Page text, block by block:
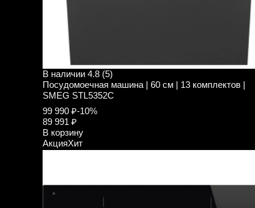
В наличии 4.8 (5)
Посудомоечная машина | 60 см | 13 комплектов |
SMEG STL5352C
99 990 ₽-10%
89 991 ₽
В корзину
АкцияХит